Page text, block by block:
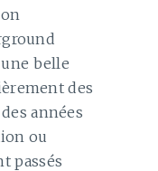
belle
des
années
ou
passés